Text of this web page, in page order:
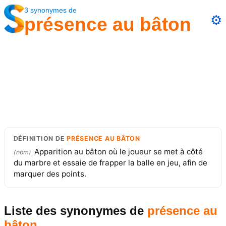
3 synonymes de
présence au bâton ⚙️
DÉFINITION DEPRÉSENCE AU BÂTON
(nom) Apparition au bâton où le joueur se met à côté
du marbre et essaie de frapper la balle en jeu, afin de
marquer des points.
Liste des synonymes de présence au